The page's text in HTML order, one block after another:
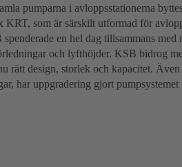
pumparna i avloppsstationerna
KRT, som är särskilt utformad för
en hel dag tillsammans
och lyfthöjder. KSB bidrog
rätt design, storlek och kapacitet.
har uppgradering gjort